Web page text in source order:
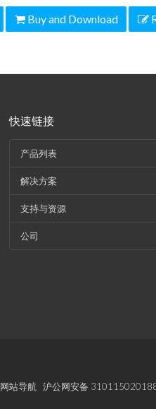
Buy and Download
快速链接
产品列表
解决方案
支持与资源
公司
网站导航 沪公网安备